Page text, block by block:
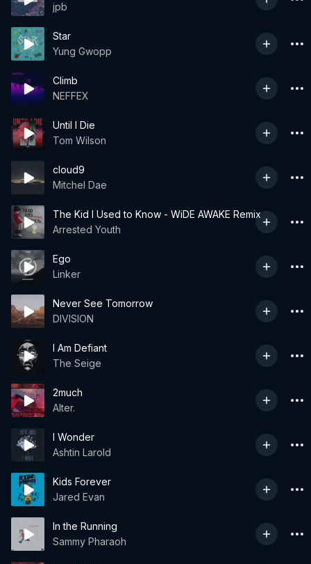
jpb
Star
Yung Gwopp
Climb
NEFFEX
Until I Die
Tom Wilson
cloud9
Mitchel Dae
The Kid I Used to Know - WiDE AWAKE Remix
Arrested Youth
Ego
Linker
Never See Tomorrow
DIVISION
I Am Defiant
The Seige
2much
Alter.
I Wonder
Ashtin Larold
Kids Forever
Jared Evan
In the Running
Sammy Pharaoh